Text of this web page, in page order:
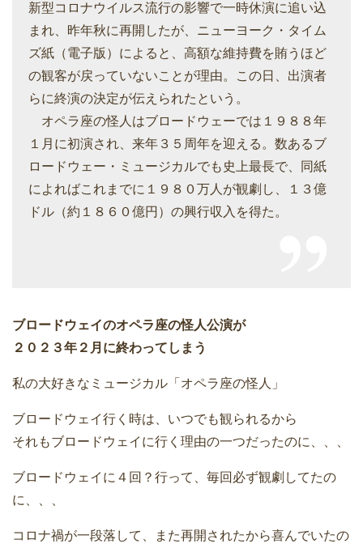
新型コロナウイルス流行の影響で一時休演に追い込
まれ、昨年秋に再開したが、ニューヨーク・タイム
ズ紙（電子版）によると、高額な維持費を賄うほど
の観客が戻っていないことが理由。この日、出演者
らに終演の決定が伝えられたという。
オペラ座の怪人はブロードウェーでは１９８８年
１月に初演され、来年３５周年を迎える。数あるブ
ロードウェー・ミュージカルでも史上最長で、同紙
によればこれまでに１９８０万人が観劇し、１３億
ドル（約１８６０億円）の興行収入を得た。
ブロードウェイのオペラ座の怪人公演が
２０２３年２月に終わってしまう
私の大好きなミュージカル「オペラ座の怪人」
ブロードウェイ行く時は、いつでも観られるから
それもブロードウェイに行く理由の一つだったのに、、、
ブロードウェイに４回？行って、毎回必ず観劇してたの
に、、、
コロナ禍が一段落して、また再開されたから喜んでいたの